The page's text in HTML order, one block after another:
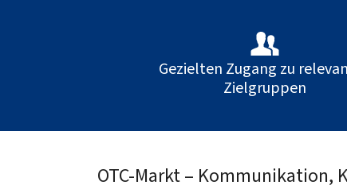
Gezielten Zugang zu
Zielgruppen
OTC-Markt – Kommunikation,